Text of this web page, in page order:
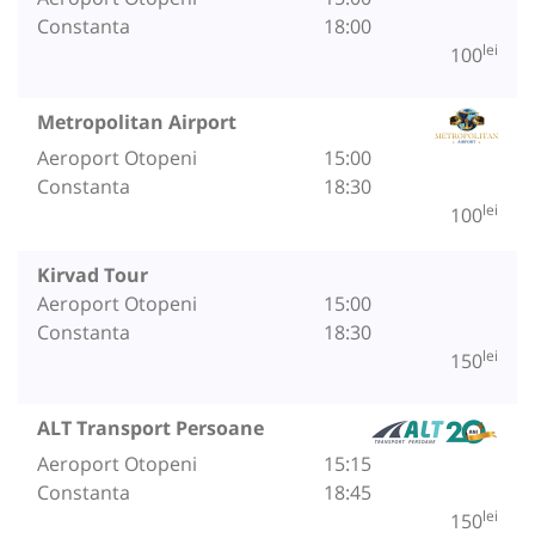
Constanta
18:00
100lei
Metropolitan Airport
Aeroport Otopeni
Constanta
15:00
18:30
100lei
Kirvad Tour
Aeroport Otopeni
Constanta
15:00
18:30
150lei
ALT Transport Persoane
Aeroport Otopeni
Constanta
15:15
18:45
150lei